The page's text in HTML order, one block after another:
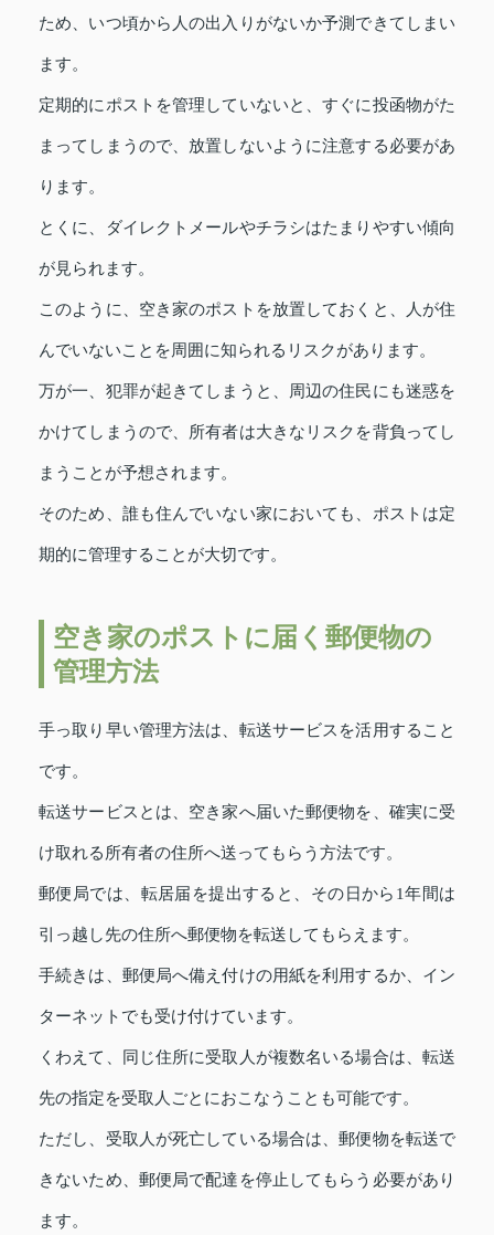
ため、いつ頃から人の出入りがないか予測できてしまい
ます。
定期的にポストを管理していないと、すぐに投函物がた
まってしまうので、放置しないように注意する必要があ
ります。
とくに、ダイレクトメールやチラシはたまりやすい傾向
が見られます。
このように、空き家のポストを放置しておくと、人が住
んでいないことを周囲に知られるリスクがあります。
万が一、犯罪が起きてしまうと、周辺の住民にも迷惑を
かけてしまうので、所有者は大きなリスクを背負ってし
まうことが予想されます。
そのため、誰も住んでいない家においても、ポストは定
期的に管理することが大切です。
空き家のポストに届く郵便物の
管理方法
手っ取り早い管理方法は、転送サービスを活用すること
です。
転送サービスとは、空き家へ届いた郵便物を、確実に受
け取れる所有者の住所へ送ってもらう方法です。
郵便局では、転居届を提出すると、その日から1年間は
引っ越し先の住所へ郵便物を転送してもらえます。
手続きは、郵便局へ備え付けの用紙を利用するか、イン
ターネットでも受け付けています。
くわえて、同じ住所に受取人が複数名いる場合は、転送
先の指定を受取人ごとにおこなうことも可能です。
ただし、受取人が死亡している場合は、郵便物を転送で
きないため、郵便局で配達を停止してもらう必要があり
ます。